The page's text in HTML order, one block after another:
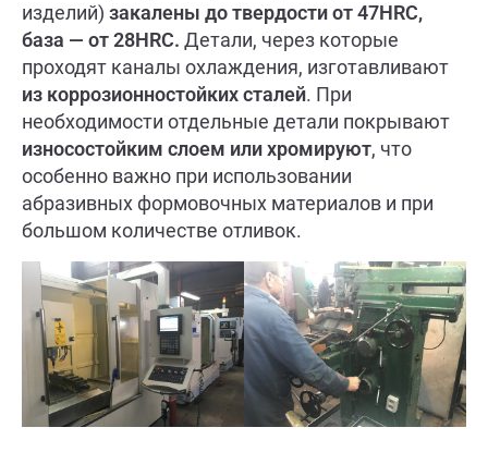
изделий) закалены до твердости от 47HRC,
база — от 28HRC. Детали, через которые
проходят каналы охлаждения, изготавливают
из коррозионностойких сталей. При
необходимости отдельные детали покрывают
износостойким слоем или хромируют, что
особенно важно при использовании
абразивных формовочных материалов и при
большом количестве отливок.